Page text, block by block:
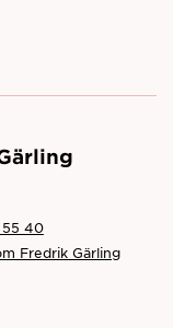
40
Fredrik Gärling